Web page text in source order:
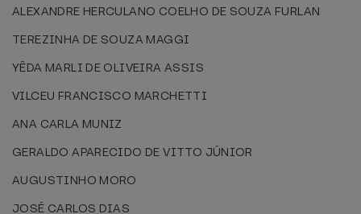
ALEXANDRE HERCULANO COELHO DE SOUZA FURLAN
TEREZINHA DE SOUZA MAGGI
YÊDA MARLI DE OLIVEIRA ASSIS
VILCEU FRANCISCO MARCHETTI
ANA CARLA MUNIZ
GERALDO APARECIDO DE VITTO JÚNIOR
AUGUSTINHO MORO
JOSÉ CARLOS DIAS